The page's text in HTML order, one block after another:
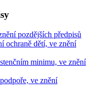
pozdějších předpisů
ochraně dětí, ve znění
minimu, ve znění
ve znění